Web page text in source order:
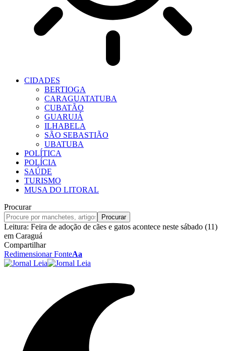
CIDADES
BERTIOGA
CARAGUATATUBA
CUBATÃO
GUARUJÁ
ILHABELA
SÃO SEBASTIÃO
UBATUBA
POLÍTICA
POLÍCIA
SAÚDE
TURISMO
MUSA DO LITORAL
Procurar
Leitura: Feira de adoção de cães e gatos acontece neste sábado (11)
em Caraguá
Compartilhar
Redimensionar FonteAa